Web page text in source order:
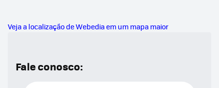
Veja a localização de Webedia em um mapa maior
Fale conosco: